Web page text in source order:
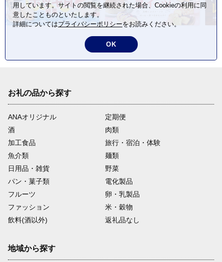
お礼の品から探す
ANAオリジナル
定期便
酒
肉類
加工食品
旅行・宿泊・体験
魚介類
麺類
日用品・雑貨
野菜
パン・菓子類
電化製品
フルーツ
卵・乳製品
ファッション
米・穀物
飲料(酒以外)
返礼品なし
地域から探す
用しています。サイトの閲覧を継続された場合、Cookieの利用に同
意したことものといたします。
詳細についてはプライバシーポリシーをお読みください。
OK